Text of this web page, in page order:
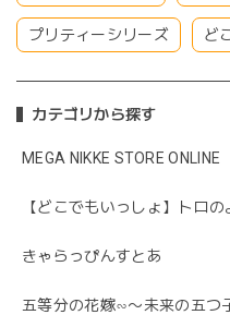
プリティーシリーズ ど
カテゴリから探す
MEGA NIKKE STORE ONLINE
【どこでもいっしょ】トロ
きゃらっぴんすとあ
五等分の花嫁∽〜未来の五